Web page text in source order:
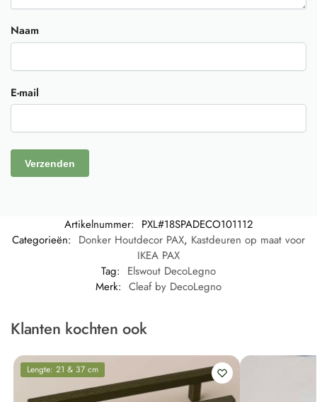
Naam
E-mail
Artikelnummer: PXL#18SPADECO101112
Categorieën: Donker Houtdecor PAX, Kastdeuren op maat voor
IKEA PAX
Tag: Elswout DecoLegno
Merk: Cleaf by DecoLegno
Klanten kochten ook
Lengte: 21 & 37 cm